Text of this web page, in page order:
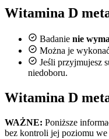
Witamina D
Badanie nie
Można je
Jeśli przyjmujesz
niedoboru.
Witamina D
WAŻNE: Poniższe
bez kontroli jej poziomu